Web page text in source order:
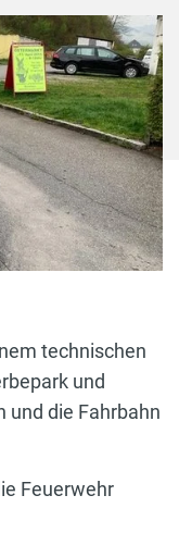
technischen
und
und die Fahrbahn
Feuerwehr